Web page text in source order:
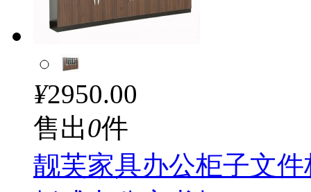
¥2950.00
售出0件
靓芙家具办公柜子文